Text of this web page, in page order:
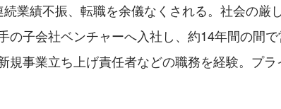
業績不振、転職を余儀なくされる。社会の厳
の子会社ベンチャーへ入社し、約14年間の間
規事業立ち上げ責任者などの職務を経験。プ